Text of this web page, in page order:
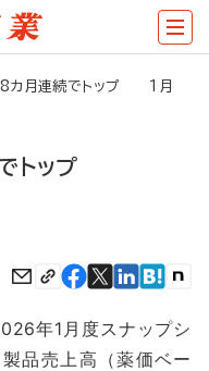
28カ月連続でトップ 1月
トップ
年1月度スナップシ
品売上高（薬価ベー